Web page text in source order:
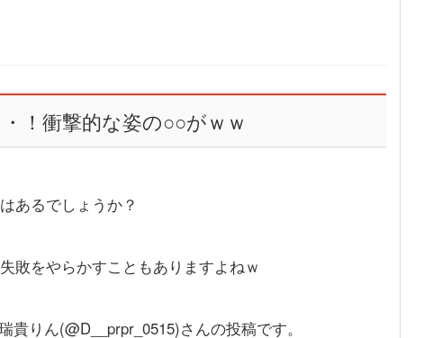
！衝撃的な姿の○○がｗｗ
あるでしょうか？
敗をやらかすこともありますよねｗ
りん(@D__prpr_0515)さんの投稿です。